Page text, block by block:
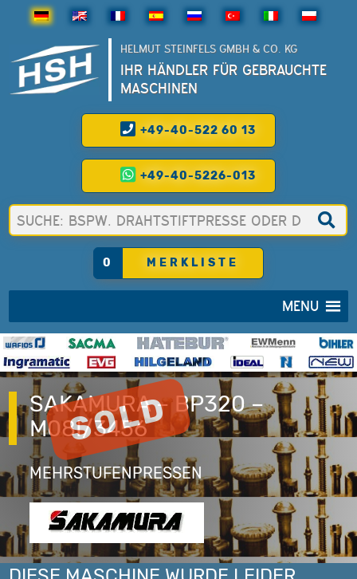
HELMUT STEINFELS GMBH & CO. KG
IHR HÄNDLER FÜR GEBRAUCHTE
MASCHINEN
+49-40-522 60 13
+49-40-5226-013
0 MERKLISTE
MENU
SAKAMURA – BP320 –
M08I/3456
MEHRSTUFENPRESSEN